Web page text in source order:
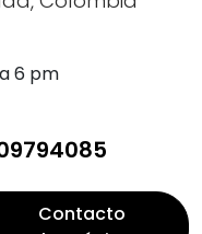
6 pm
Contacto